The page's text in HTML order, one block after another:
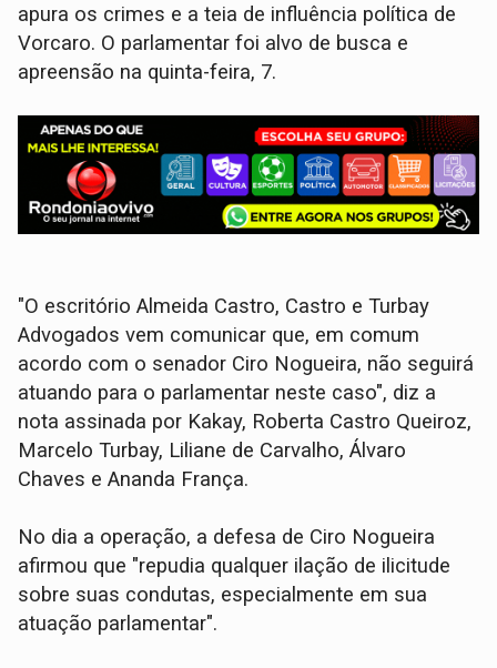
apura os crimes e a teia de influência política de
Vorcaro. O parlamentar foi alvo de busca e
apreensão na quinta-feira, 7.
"O escritório Almeida Castro, Castro e Turbay
Advogados vem comunicar que, em comum
acordo com o senador Ciro Nogueira, não seguirá
atuando para o parlamentar neste caso", diz a
nota assinada por Kakay, Roberta Castro Queiroz,
Marcelo Turbay, Liliane de Carvalho, Álvaro
Chaves e Ananda França.
No dia a operação, a defesa de Ciro Nogueira
afirmou que "repudia qualquer ilação de ilicitude
sobre suas condutas, especialmente em sua
atuação parlamentar".